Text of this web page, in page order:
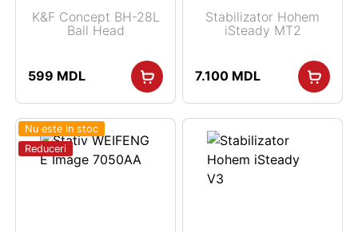
K&F Concept BH-28L
Ball Head
599 MDL
Stabilizator Hohem
iSteady MT2
7.100 MDL
Nu este in stoc
Reduceri